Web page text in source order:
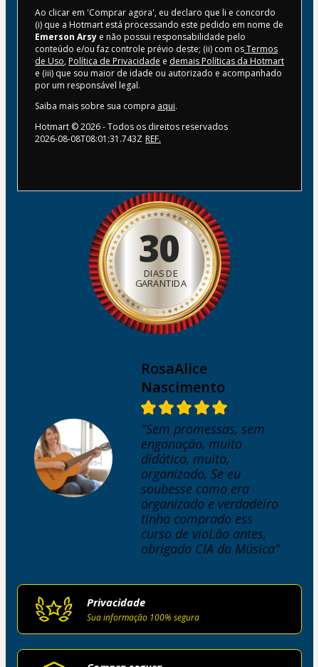
Ao clicar em 'Comprar agora', eu declaro que li e concordo
(i) que a Hotmart está processando este pedido em nome de
Emerson Arsy e não possui responsabilidade pelo
conteúdo e/ou faz controle prévio deste; (ii) com osTermos
de Uso, Política de Privacidade e demais Políticas da Hotmart
e (iii) que sou maior de idade ou autorizado e acompanhado
por um responsável legal.
Saiba mais sobre sua compra aqui.
Hotmart ©2026- Todos os direitos reservados
2026-08-08T08:01:31.743Z REF.
30
DIAS DE
GARANTIDA
RosaAlice
Nascimento
"Sem promessas, sem
enganação, muito
didático, muito,
organizado, Se eu
soubesse como era
organizado e verdadeiro
tinha comprado ess
curso de vioLão antes,
obrigado CIA da Música"
Privacidade
Sua informação 100% segura